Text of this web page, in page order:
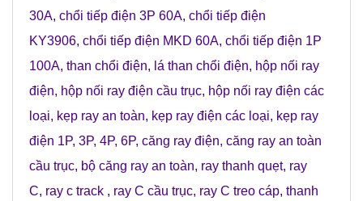
30A, chổi tiếp điện 3P 60A, chổi tiếp điện
KY3906, chổi tiếp điện MKD 60A, chổi tiếp điện 1P
100A, than chổi điện, lá than chổi điện, hộp nối ray
điện, hộp nối ray điện cầu trục, hộp nối ray điện các
loại, kẹp ray an toàn, kẹp ray điện các loại, kẹp ray
điện 1P, 3P, 4P, 6P, căng ray điện, căng ray an toàn
cầu trục, bộ căng ray an toàn, ray thanh quẹt, ray
C, ray c track , ray C cầu trục, ray C treo cáp, thanh